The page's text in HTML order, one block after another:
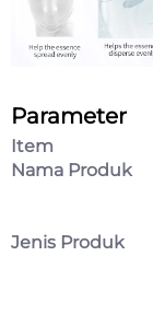
Parameter
Item
Nama Produk
Jenis Produk